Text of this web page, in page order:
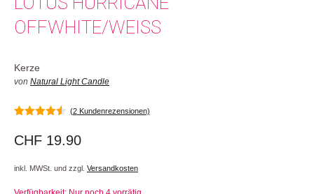
OFFWHITE/WEISS
Kerze
von Natural Light Candle
(2Kundenrezensionen)
CHF 19.90
inkl. MWSt. und zzgl. Versandkosten